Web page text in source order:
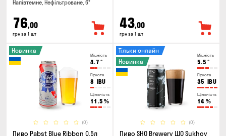
Напівтемне, Нефільтроване, 6°
76,00
грн за 1 шт
43,00
грн за 1 шт
Міцність
4.7 °
Гіркота
8 IBU
Щільність
11.5 %
(0)
Новинка
Пиво Pabst Blue Ribbon 0.5л
Міцність
5.5 °
Гіркота
35 IBU
Щільність
14 %
(0)
Тільки онлайн
Новинка
Пиво SHO Brewery ШО Sukhoy